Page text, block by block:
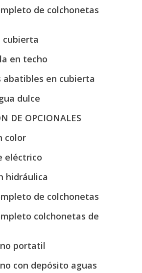
de colchonetas
cubierta
en techo
abatibles en cubierta
dulce
DE OPCIONALES
color
eléctrico
hidráulica
de colchonetas
colchonetas de
portatil
con depósito aguas